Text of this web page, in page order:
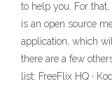
to help you. For
is an open source
application, which
there are a few
list: FreeFlix HQ ·